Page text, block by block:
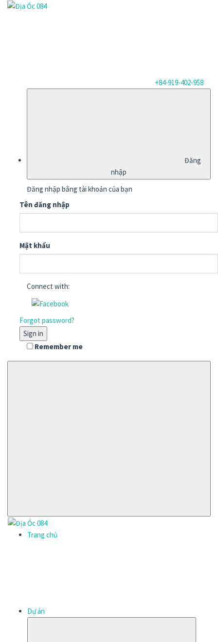
+84-919-402-958
Đăng
nhập
Đăng nhập bằng tài khoản của bạn
Tên đăng nhập
Mật khẩu
Connect with:
Forgot password?
Sign in
Remember me
Trang chủ
Dự án